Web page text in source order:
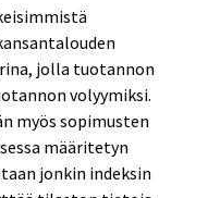
jolla tuotannon
volyymiksi.
myös sopimusten
määritetyn
jonkin indeksin